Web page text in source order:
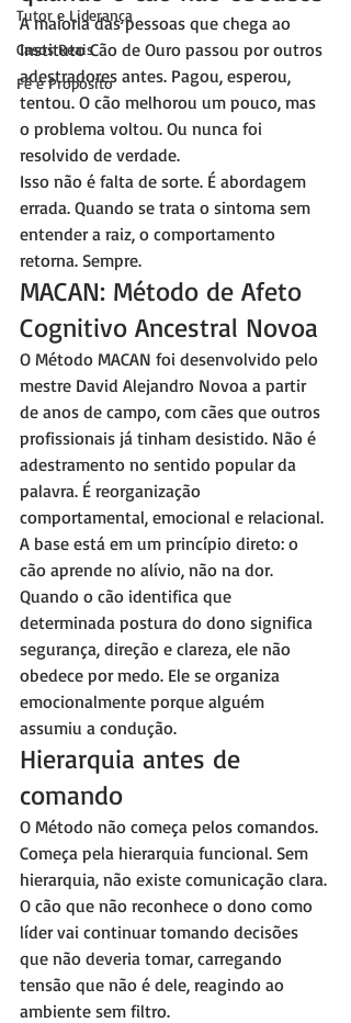
Tutor e Liderança
Casos Reais
Fé e Propósito
A maioria das pessoas que chega ao
Instituto Cão de Ouro passou por outros
adestradores antes. Pagou, esperou,
tentou. O cão melhorou um pouco, mas
o problema voltou. Ou nunca foi
resolvido de verdade.
Isso não é falta de sorte. É abordagem
errada. Quando se trata o sintoma sem
entender a raiz, o comportamento
retorna. Sempre.
MACAN: Método de Afeto
Cognitivo Ancestral Novoa
O Método MACAN foi desenvolvido pelo
mestre David Alejandro Novoa a partir
de anos de campo, com cães que outros
profissionais já tinham desistido. Não é
adestramento no sentido popular da
palavra. É reorganização
comportamental, emocional e relacional.
A base está em um princípio direto: o
cão aprende no alívio, não na dor.
Quando o cão identifica que
determinada postura do dono significa
segurança, direção e clareza, ele não
obedece por medo. Ele se organiza
emocionalmente porque alguém
assumiu a condução.
Hierarquia antes de
comando
O Método não começa pelos comandos.
Começa pela hierarquia funcional. Sem
hierarquia, não existe comunicação clara.
O cão que não reconhece o dono como
líder vai continuar tomando decisões
que não deveria tomar, carregando
tensão que não é dele, reagindo ao
ambiente sem filtro.